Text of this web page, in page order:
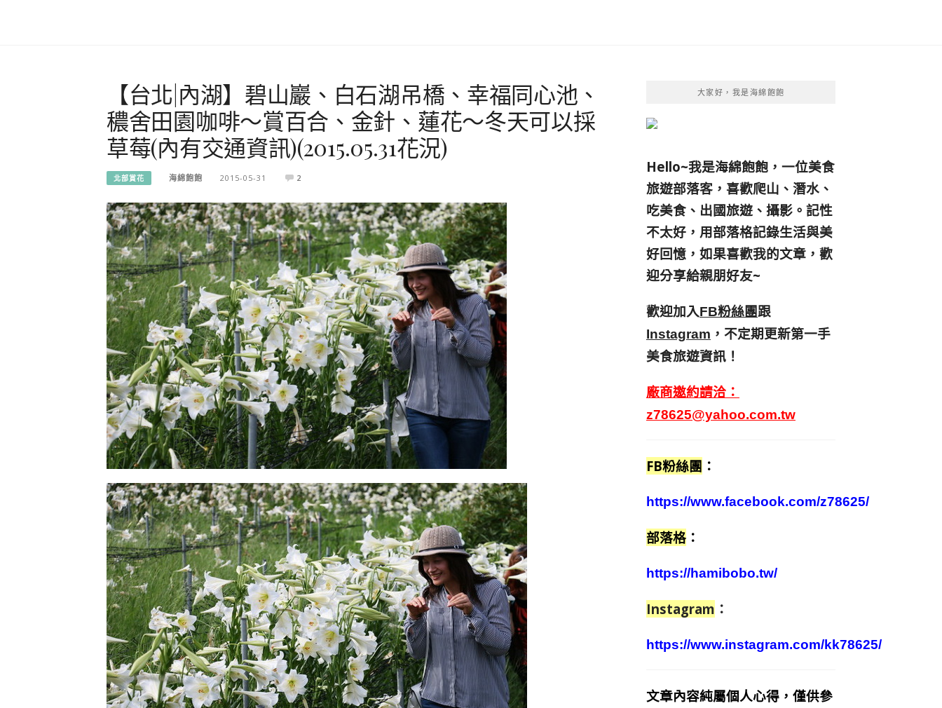
【台北|內湖】碧山巖、白石湖吊橋、幸福同心池、
穠舍田園咖啡～賞百合、金針、蓮花～冬天可以採
草莓(內有交通資訊)(2015.05.31花況)
北部賞花 海綿飽飽 2015-05-31 2
大家好，我是海綿飽飽
Hello~我是海綿飽飽，一位美食
旅遊部落客， 喜歡爬山、潛水、
吃美食、出國旅遊、攝影。 記性
不太好，用部落格記錄生活與美
好回憶， 如果喜歡我的文章，歡
迎分享給親朋好友~
歡迎加入FB粉絲團跟
Instagram ，不定期更新第一手
美食旅遊資訊！
廠商邀約請洽：
z78625@yahoo.com.tw
FB粉絲團 ：
https://www.facebook.com/z78625/
部落格 ：
https://hamibobo.tw/
Instagram ：
https://www.instagram.com/kk78625/
文章內容純屬個人心得，僅供參